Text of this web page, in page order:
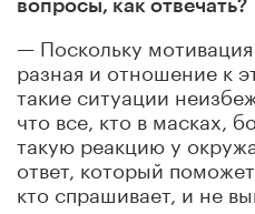
вопросы, как отвечать?
— Поскольку
разная и отношение к
такие ситуации
что все, кто в масках,
такую реакцию у
ответ, который
кто спрашивает, и не